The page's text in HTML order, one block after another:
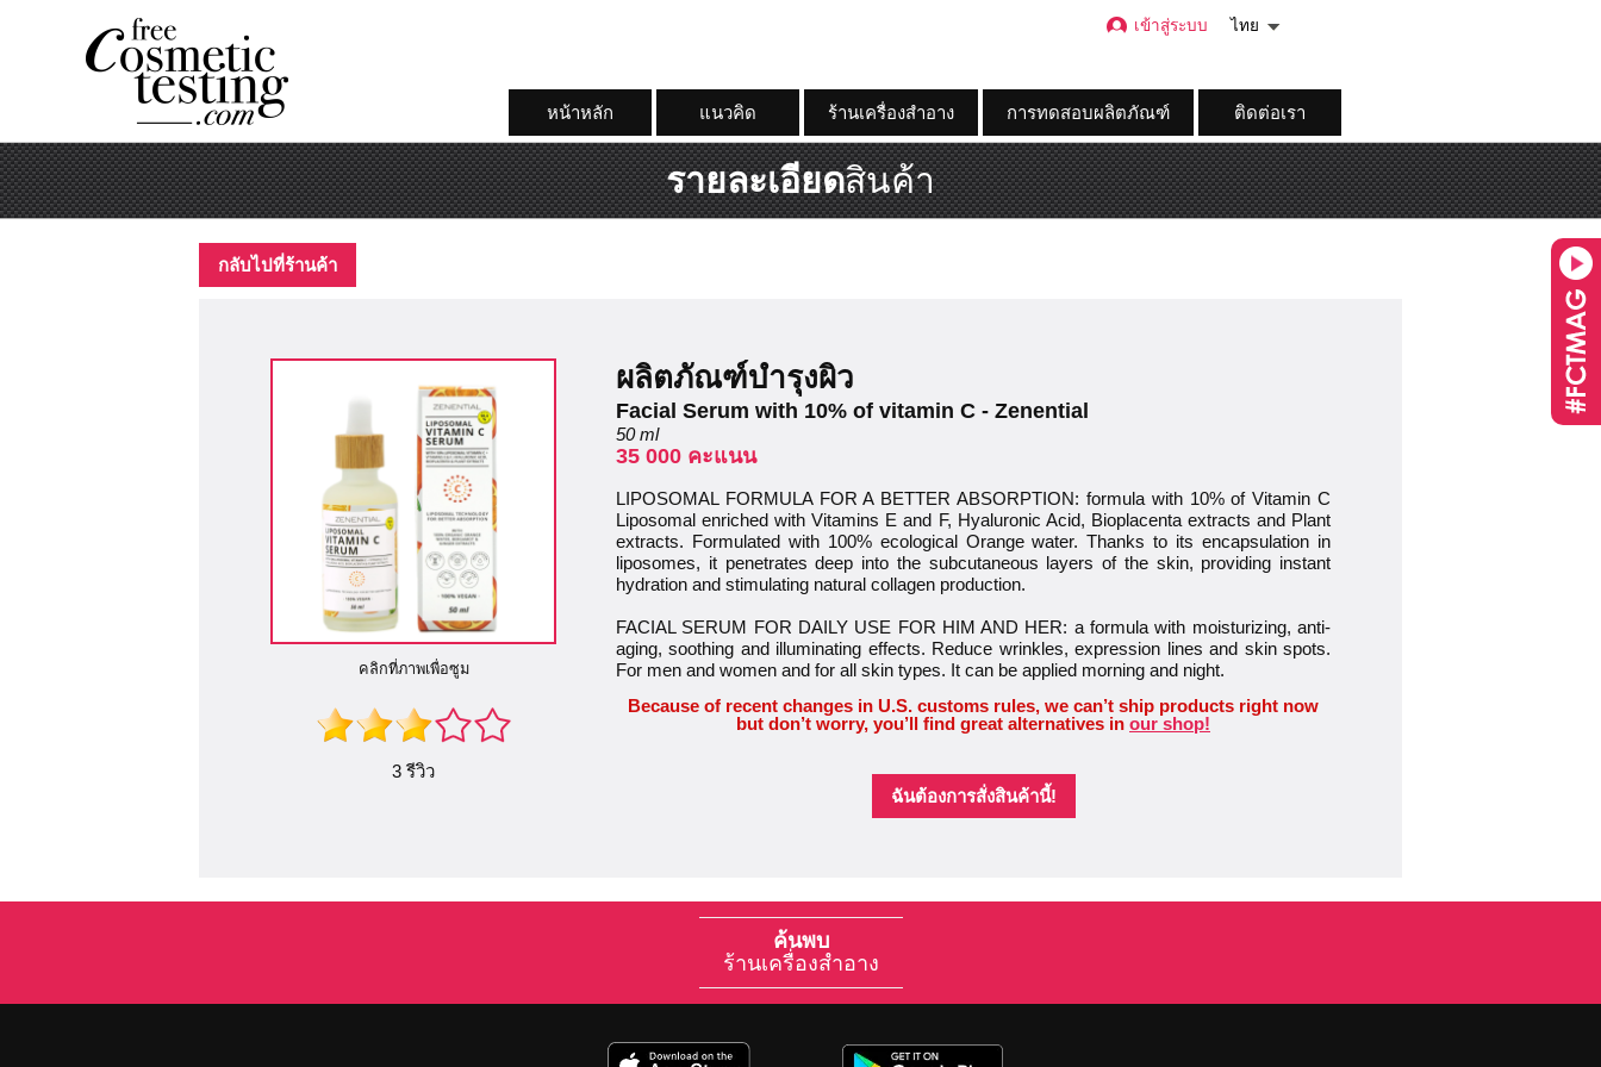
หน้าหลัก แนวคิด ร้านเครื่องสำอาง การทดสอบผลิตภัณฑ์ ติดต่อเรา
เข้าสู่ระบบ ไทย
รายละเอียดสินค้า
กลับไปที่ร้านค้า
คลิกที่ภาพเพื่อซูม
3 รีวิว
ผลิตภัณฑ์บำรุงผิว
Facial Serum with 10% of vitamin C - Zenential
50 ml
35 000 คะแนน
LIPOSOMAL FORMULA FOR A BETTER ABSORPTION: formula with 10% of Vitamin C
Liposomal enriched with Vitamins E and F, Hyaluronic Acid, Bioplacenta extracts and Plant
extracts. Formulated with 100% ecological Orange water. Thanks to its encapsulation in
liposomes, it penetrates deep into the subcutaneous layers of the skin, providing instant
hydration and stimulating natural collagen production.
FACIAL SERUM FOR DAILY USE FOR HIM AND HER: a formula with moisturizing, anti-
aging, soothing and illuminating effects. Reduce wrinkles, expression lines and skin spots.
For men and women and for all skin types. It can be applied morning and night.
Because of recent changes in U.S. customs rules, we can’t ship products right now
but don’t worry, you’ll find great alternatives in our shop!
ฉันต้องการสั่งสินค้านี้!
ค้นพบ
ร้านเครื่องสำอาง